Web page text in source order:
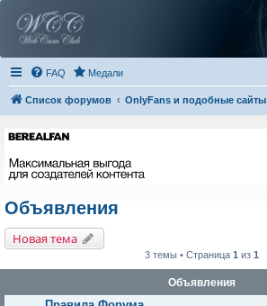
FAQ Медали
Список форумов OnlyFans и подобные сайты
Объявления
Новая тема
3 темы • Страница 1 из 1
Объявления